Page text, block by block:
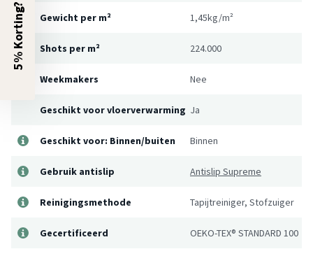
Gewicht per m² 1,45kg/m²
Shots per m² 224.000
Weekmakers Nee
Geschikt voor vloerverwarming Ja
Geschikt voor: Binnen/buiten Binnen
Gebruik antislip Antislip Supreme
Reinigingsmethode Tapijtreiniger, Stofzuiger
Gecertificeerd OEKO-TEX® STANDARD 100
5% Korting?